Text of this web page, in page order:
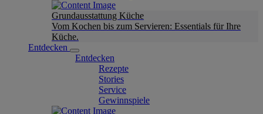
Grundausstattung Küche
Vom Kochen bis zum Servieren: Essentials für Ihre
Küche.
Entdecken
Entdecken
Rezepte
Stories
Service
Gewinnspiele